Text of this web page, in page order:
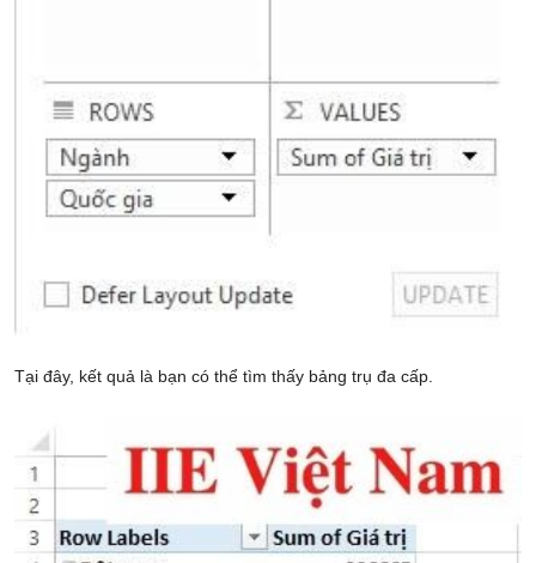
Tại đây, kết quả là bạn có thể tìm thấy bảng trụ đa cấp.